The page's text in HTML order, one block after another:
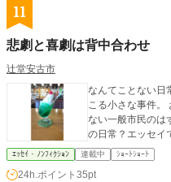
11
悲劇と喜劇は背中合わせ
辻堂安古市
なんてことない日
こる小さな事件。
ない一般市民のはずなのに…？ 漂流
の日常？エッセイ
ｴｯｾｲ・ﾉﾝﾌｨｸｼｮﾝ 連載中 ｼｮｰﾄｼｮｰﾄ
24h.ポイント 35pt